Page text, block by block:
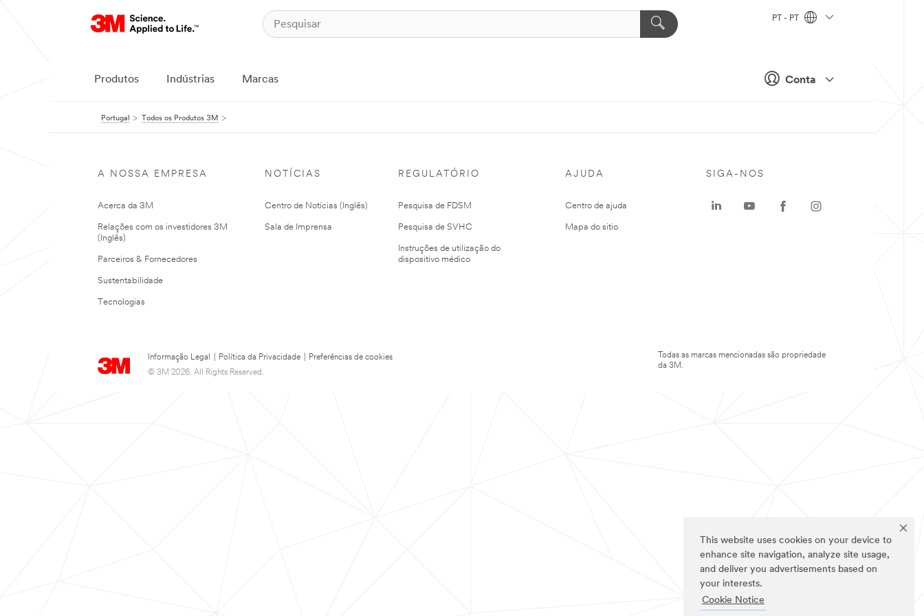
This website uses cookies on your device to
enhance site navigation, analyze site usage,
and deliver you advertisements based on
your interests.
Cookie Notice
Conta
PT - PT
Produtos Indústrias Marcas
Portugal Todos os Produtos 3M
A NOSSA EMPRESA
Acerca da 3M
Relações com os investidores 3M
(Inglês)
Parceiros & Fornecedores
Sustentabilidade
Tecnologias
NOTÍCIAS
Centro de Notícias (Inglês)
Sala de Imprensa
REGULATÓRIO
Pesquisa de FDSM
Pesquisa de SVHC
Instruções de utilização do
dispositivo médico
AJUDA
Centro de ajuda
Mapa do sitio
Informação Legal Política da Privacidade
Preferências de cookies
© 3M 2026. All Rights Reserved.
SIGA-NOS
Todas as marcas mencionadas são propriedade
da 3M.